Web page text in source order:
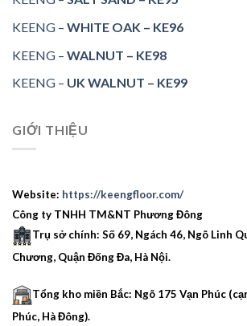
KEENG – WHITE OAK – KE96
KEENG – WALNUT – KE98
KEENG – UK WALNUT – KE99
GIỚI THIỆU
Website: https://keengfloor.com/
Công ty TNHH TM&NT Phương Đông
Trụ sở chính: Số 69, Ngách 46, Ngõ Linh
Chương, Quận Đống Đa, Hà Nội.
Tổng kho miền Bắc: Ngõ 175 Vạn Phúc
Phúc, Hà Đông).